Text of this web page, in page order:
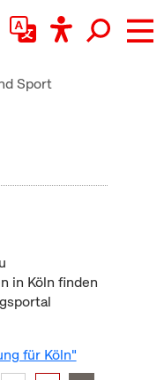
Sport
in Köln finden
für Köln"